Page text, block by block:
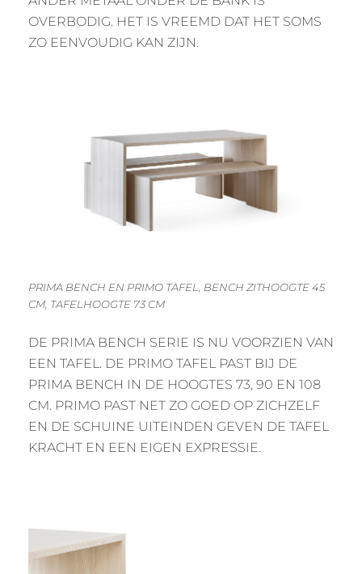
OVERBODIG. HET IS VREEMD DAT HET SOMS
ZO EENVOUDIG KAN ZIJN.
PRIMA BENCH EN PRIMO TAFEL, BENCH ZITHOOGTE 45
CM, TAFELHOOGTE 73 CM
DE PRIMA BENCH SERIE IS NU VOORZIEN VAN
EEN TAFEL. DE PRIMO TAFEL PAST BIJ DE
PRIMA BENCH IN DE HOOGTES 73, 90 EN 108
CM. PRIMO PAST NET ZO GOED OP ZICHZELF
EN DE SCHUINE UITEINDEN GEVEN DE TAFEL
KRACHT EN EEN EIGEN EXPRESSIE.